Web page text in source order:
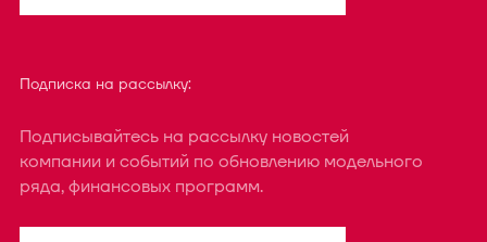
Подписка на рассылку:
Подписывайтесь на рассылку новостей
компании и событий по обновлению модельного
ряда, финансовых программ.